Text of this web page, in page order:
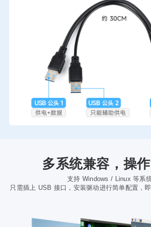
多系统兼容，操
支持 Windows / Linux 等系
只需插上 USB 接口，安装驱动进行简单配置，